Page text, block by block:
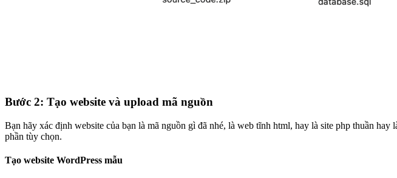
Bước 2: Tạo website và upload mã nguồn
Bạn hãy xác định website của bạn là mã nguồn gì đã nhé, là web tĩnh html, hay là site php thuần
phần tùy chọn.
Tạo website WordPress mẫu